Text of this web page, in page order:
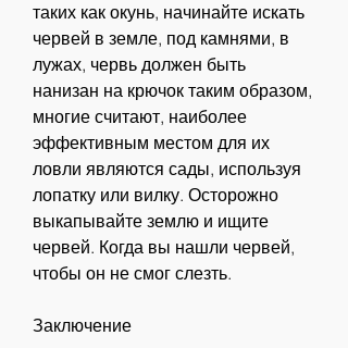
таких как окунь, начинайте искать
червей в земле, под камнями, в
лужах, червь должен быть
нанизан на крючок таким образом,
многие считают, наиболее
эффективным местом для их
ловли являются сады, используя
лопатку или вилку. Осторожно
выкапывайте землю и ищите
червей. Когда вы нашли червей,
чтобы он не смог слезть.
Заключение